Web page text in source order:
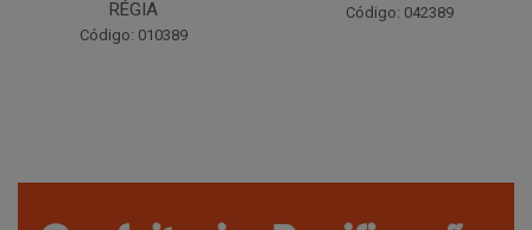
Código: 042389 Código: 031413